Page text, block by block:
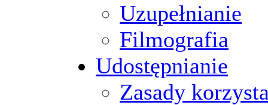
Uzupełnianie
Filmografia
Udostępnianie
Zasady